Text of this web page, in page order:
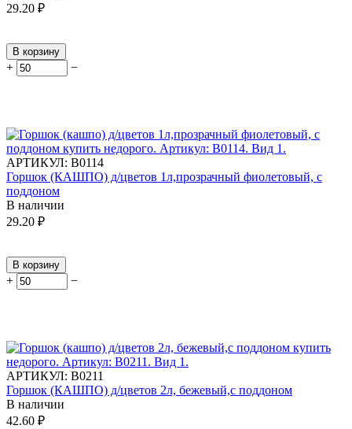
29.20 ₽
В корзину
+ −
АРТИКУЛ: В0114
Горшок (КАШПО) д/цветов 1л,прозрачный фиолетовый, с
поддоном
В наличии
29.20 ₽
В корзину
+ −
АРТИКУЛ: В0211
Горшок (КАШПО) д/цветов 2л, бежевый,с поддоном
В наличии
42.60 ₽